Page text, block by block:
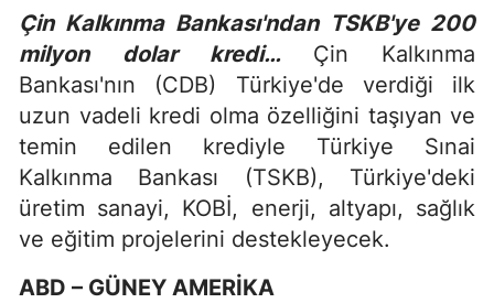
Çin Kalkınma Bankası'ndan TSKB'ye 200
milyon dolar kredi… Çin Kalkınma
Bankası'nın (CDB) Türkiye'de verdiği ilk
uzun vadeli kredi olma özelliğini taşıyan ve
temin edilen krediyle Türkiye Sınai
Kalkınma Bankası (TSKB), Türkiye'deki
üretim sanayi, KOBİ, enerji, altyapı, sağlık
ve eğitim projelerini destekleyecek.
ABD – GÜNEY AMERİKA